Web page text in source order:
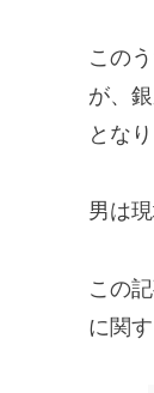
この
が、
とな
男は
この
に関